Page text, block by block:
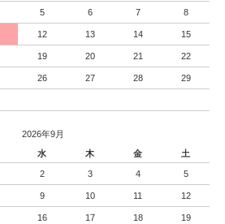
5 6 7 8
12 13 14 15
19 20 21 22
26 27 28 29
2026年9月
水 木 金 土
2 3 4 5
9 10 11 12
16 17 18 19